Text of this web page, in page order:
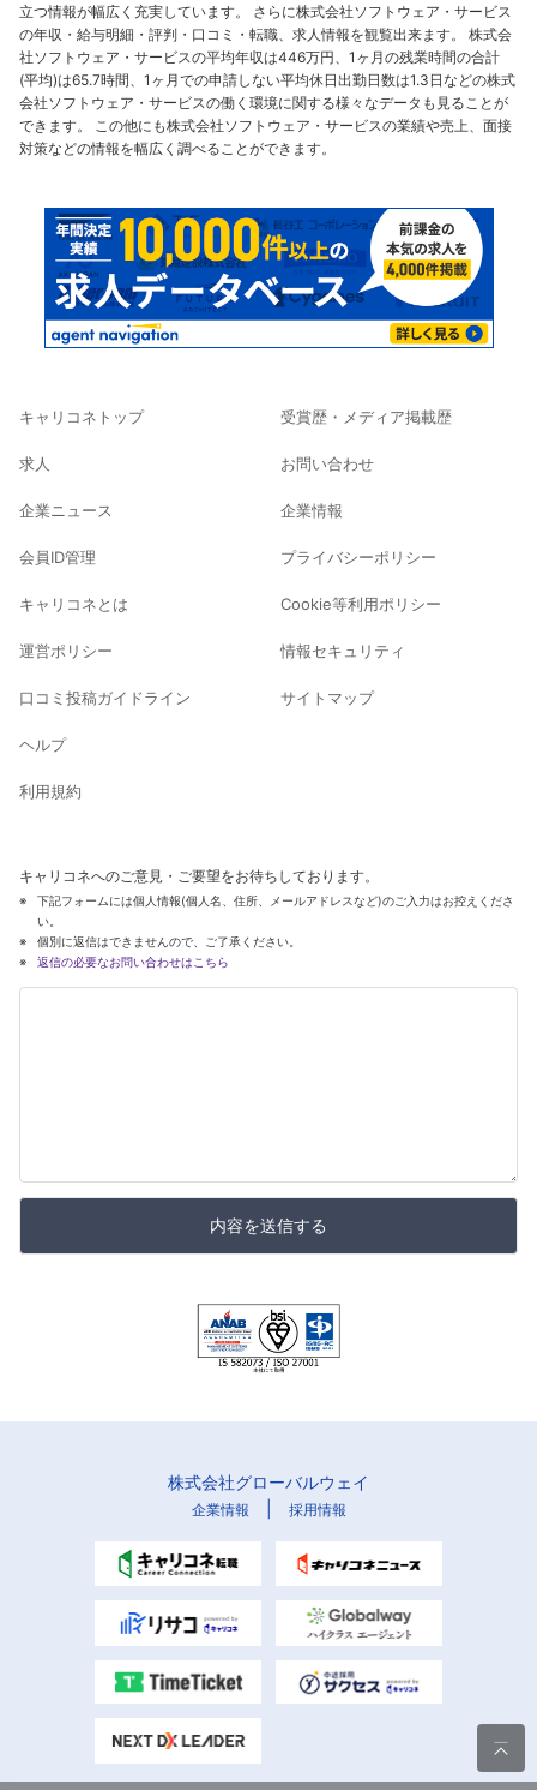
立つ情報が幅広く充実しています。 さらに株式会社ソフトウェア・サービス
の年収・給与明細・評判・口コミ・転職、求人情報を観覧出来ます。 株式会
社ソフトウェア・サービスの平均年収は446万円、1ヶ月の残業時間の合計
(平均)は65.7時間、1ヶ月での申請しない平均休日出勤日数は1.3日などの株式
会社ソフトウェア・サービスの働く環境に関する様々なデータも見ることが
できます。 この他にも株式会社ソフトウェア・サービスの業績や売上、面接
対策などの情報を幅広く調べることができます。
キャリコネトップ
求人
企業ニュース
会員ID管理
キャリコネとは
運営ポリシー
口コミ投稿ガイドライン
ヘルプ
利用規約
受賞歴・メディア掲載歴
お問い合わせ
企業情報
プライバシーポリシー
Cookie等利用ポリシー
情報セキュリティ
サイトマップ
キャリコネへのご意見・ご要望をお待ちしております。
下記フォームには個人情報(個人名、住所、メールアドレスなど)のご入力はお控えくださ
い。
個別に返信はできませんので、ご了承ください。
返信の必要なお問い合わせはこちら
内容を送信する
株式会社グローバルウェイ
企業情報 採用情報
